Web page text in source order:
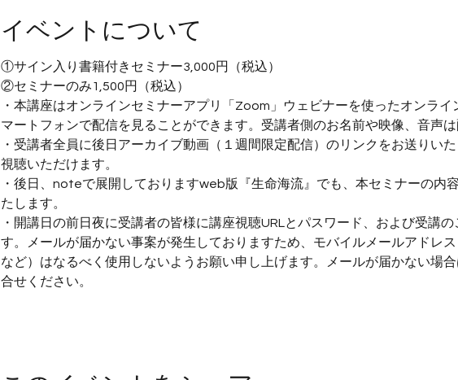
イベントについて
①サイン入り書籍付きセミナー3,000円（税込）
②セミナーのみ1,500円（税込）
・本講座はオンラインセミナーアプリ「Zoom」ウェビナーを使ったオンラ
マートフォンで配信を見ることができます。受講者側のお名前や映像、音声は
・受講者全員に後日アーカイブ動画（１週間限定配信）のリンクをお送りい
視聴いただけます。
・後日、noteで展開しておりますweb版『生命海流』でも、本セミナーの内
たします。
・開講日の前日夜に受講者の皆様に講座視聴URLとパスワード、および受講
す。メールが届かない事案が発生しておりますため、モバイルメールアドレ
など）はなるべく使用しないようお願い申し上げます。メールが届かない場
合せください。